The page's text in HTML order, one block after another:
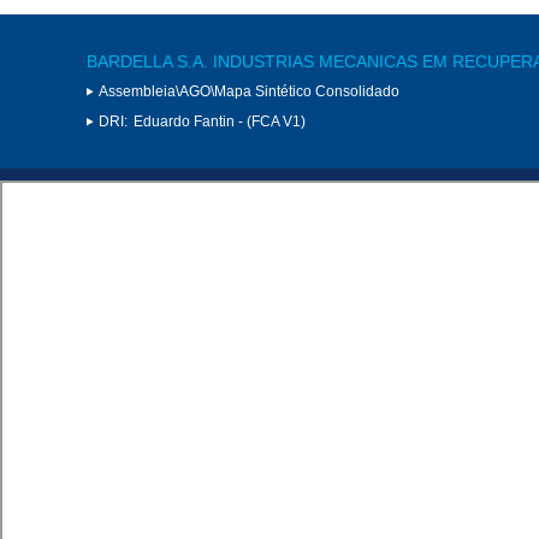
BARDELLA S.A. INDUSTRIAS MECANICAS EM
Assembleia\AGO\Mapa Sintético Consolidado
DRI: Eduardo Fantin - (FCA V1)